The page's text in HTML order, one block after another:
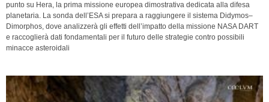
punto su Hera, la prima missione europea dimostrativa dedicata alla difesa
planetaria. La sonda dell’ESA si prepara a raggiungere il sistema Didymos–
Dimorphos, dove analizzerà gli effetti dell’impatto della missione NASA DART
e raccoglierà dati fondamentali per il futuro delle strategie contro possibili
minacce asteroidali